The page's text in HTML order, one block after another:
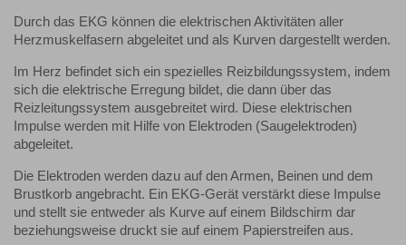
Durch das EKG können die elektrischen Aktivitäten aller
Herzmuskelfasern abgeleitet und als Kurven dargestellt werden.
Im Herz befindet sich ein spezielles Reizbildungssystem, indem
sich die elektrische Erregung bildet, die dann über das
Reizleitungssystem ausgebreitet wird. Diese elektrischen
Impulse werden mit Hilfe von Elektroden (Saugelektroden)
abgeleitet.
Die Elektroden werden dazu auf den Armen, Beinen und dem
Brustkorb angebracht. Ein EKG-Gerät verstärkt diese Impulse
und stellt sie entweder als Kurve auf einem Bildschirm dar
beziehungsweise druckt sie auf einem Papierstreifen aus.